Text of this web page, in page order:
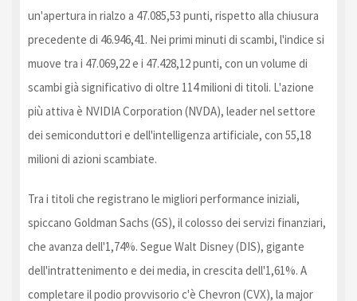
un'apertura in rialzo a 47.085,53 punti, rispetto alla chiusura
precedente di 46.946,41. Nei primi minuti di scambi, l'indice si
muove tra i 47.069,22 e i 47.428,12 punti, con un volume di
scambi già significativo di oltre 114 milioni di titoli. L'azione
più attiva è NVIDIA Corporation (NVDA), leader nel settore
dei semiconduttori e dell'intelligenza artificiale, con 55,18
milioni di azioni scambiate.
Tra i titoli che registrano le migliori performance iniziali,
spiccano Goldman Sachs (GS), il colosso dei servizi finanziari,
che avanza dell'1,74%. Segue Walt Disney (DIS), gigante
dell'intrattenimento e dei media, in crescita dell'1,61%. A
completare il podio provvisorio c'è Chevron (CVX), la major